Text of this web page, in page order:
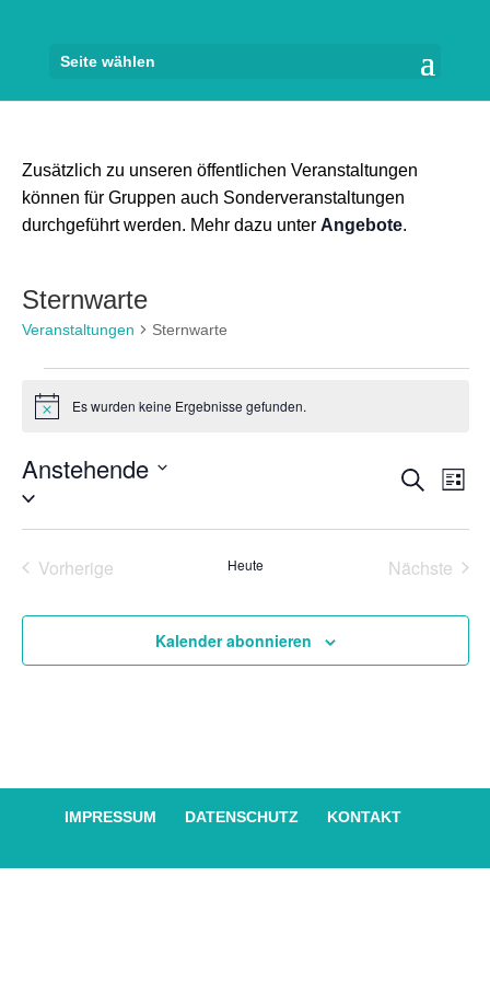
Seite wählen
Zusätzlich zu unseren öffentlichen Veranstaltungen
können für Gruppen auch Sonderveranstaltungen
durchgeführt werden. Mehr dazu unter Angebote.
Sternwarte
Veranstaltungen Sternwarte
Veranstaltungen
HinweisEs wurden keine Ergebnisse gefunden.
Suche
Liste
Anstehende
Datum
Vorherige
Heute
Nächste
Kalender abonnieren
IMPRESSUM DATENSCHUTZ KONTAKT